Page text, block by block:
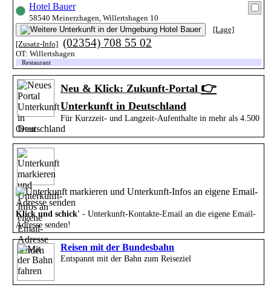
Hotel Bauer
58540 Meinerzhagen, Willertshagen 10
[Lage]
[Zusatz-Info] (02354) 708 55 02
OT: Willertshagen
Restaurant
Neu & Klick: Zukunft-Portal 👉
Unterkunft in Deutschland
Für Kurzzeit- und Langzeit-Aufenthalte in mehr als 4.500
Orten
Klick und schick' - Unterkunft-Kontakte-Email an die eigene Email-
Adresse senden!
Reisen mit der Bundesbahn
Entspannt mit der Bahn zum Reiseziel